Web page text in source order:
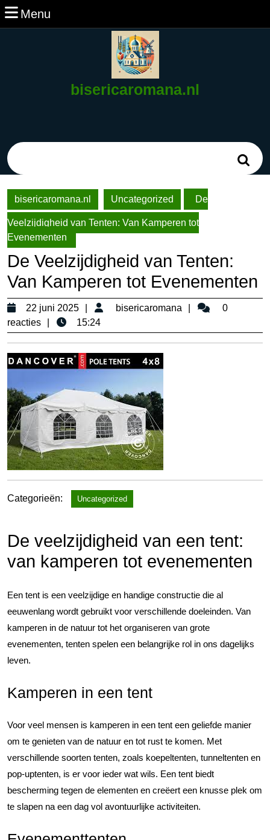
Ga
naar
Menu
bisericaromana.nl
bisericaromana.nl
Uncategorized De
Veelzijdigheid van Tenten: Van Kamperen tot
Evenementen
De Veelzijdigheid van Tenten:
Van Kamperen tot Evenementen
22 juni 2025
22
juni
2025
bisericaromana bisericaromana
0
reacties
15:24
Categorieën: Uncategorized
De veelzijdigheid van een tent:
van kamperen tot evenementen
Een tent is een veelzijdige en handige constructie die al
eeuwenlang wordt gebruikt voor verschillende doeleinden. Van
kamperen in de natuur tot het organiseren van grote
evenementen, tenten spelen een belangrijke rol in ons dagelijks
leven.
Kamperen in een tent
Voor veel mensen is kamperen in een tent een geliefde manier
om te genieten van de natuur en tot rust te komen. Met
verschillende soorten tenten, zoals koepeltenten, tunneltenten en
pop-uptenten, is er voor ieder wat wils. Een tent biedt
bescherming tegen de elementen en creëert een knusse plek om
te slapen na een dag vol avontuurlijke activiteiten.